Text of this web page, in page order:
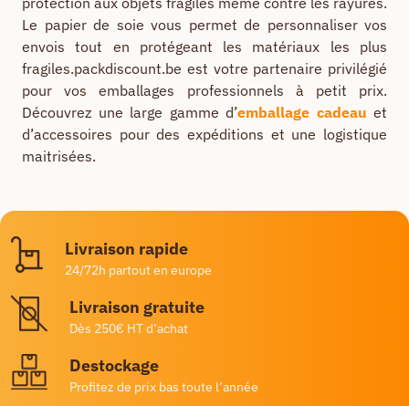
Le papier de soie vous permet de personnaliser vos
envois tout en protégeant les matériaux les plus
fragiles.packdiscount.be est votre partenaire privilégié
pour vos emballages professionnels à petit prix.
Découvrez une large gamme d’emballage cadeau et
d’accessoires pour des expéditions et une logistique
maitrisées.
Livraison rapide
24/72h partout en europe
Livraison gratuite
Dès 250€ HT d’achat
Destockage
Profitez de prix bas toute l’année